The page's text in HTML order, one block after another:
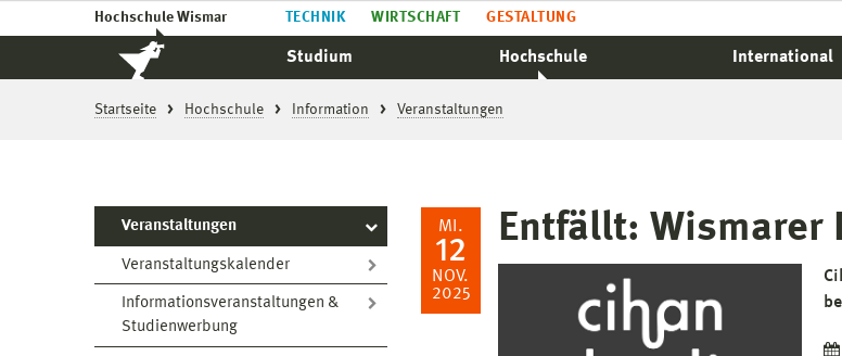
Hochschule Wismar TECHNIK WIRTSCHAFT GESTALTUNG
Studium Hochschule International
Startseite Hochschule Information Veranstaltungen
Veranstaltungen
Veranstaltungskalender
Informationsveranstaltungen &
Studienwerbung
MI.
12
NOV.
2025
Entfällt: Wismarer